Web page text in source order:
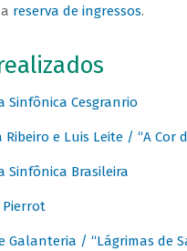
reserva de ingressos.
Sinfônica Cesgranrio
Ribeiro e Luis Leite / “A Cor
Sinfônica Brasileira
Galanteria / “Lágrimas de